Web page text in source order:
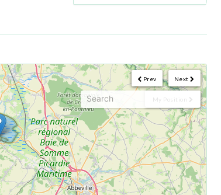
Next
Prev
My Position